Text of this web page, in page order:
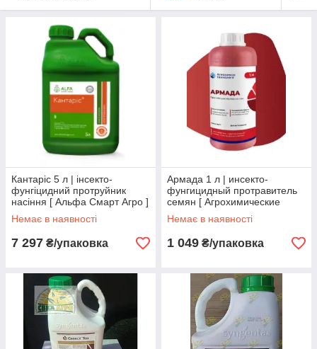
Кантаріс 5 л | інсекто-
фунгіцидний протруйник
насіння [ Альфа Смарт Агро ]
Немає в наявності
7 297 ₴/упаковка
Армада 1 л | инсекто-
фунгицидный протравитель
семян [ Агрохимические
технологии ]
Немає в наявності
1 049 ₴/упаковка